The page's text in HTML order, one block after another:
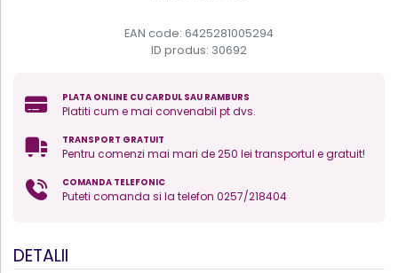
EAN code: 6425281005294
ID produs: 30692
PLATA ONLINE CU CARDUL SAU RAMBURS
Platiti cum e mai convenabil pt dvs.
TRANSPORT GRATUIT
Pentru comenzi mai mari de 250 lei transportul e gratuit!
COMANDA TELEFONIC
Puteti comanda si la telefon 0257/218404
DETALII